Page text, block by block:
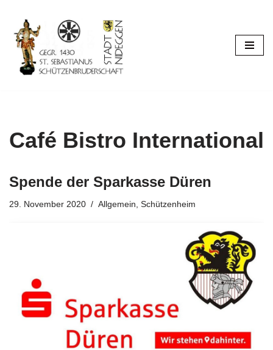
Zum
Inhalt
springen
Café Bistro International
Spende der Sparkasse Düren
29. November 2020 Allgemein, Schützenheim